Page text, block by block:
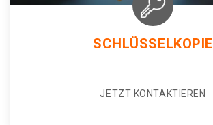
SCHLÜSSELKOPIE
JETZT KONTAKTIEREN